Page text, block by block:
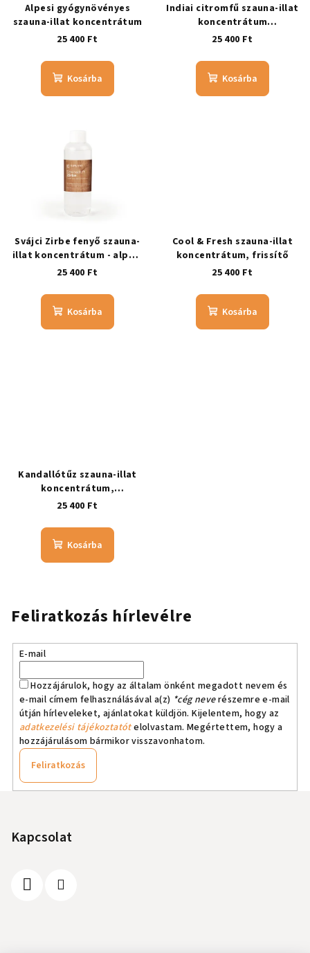
Alpesi gyógynövényes
szauna-illat koncentrátum
25 400 Ft
Kosárba
Indiai citromfű szauna-illat
koncentrátum
(Lemongrass)
25 400 Ft
Kosárba
Svájci Zirbe fenyő szauna-
illat koncentrátum - alpesi
fenyő illat
25 400 Ft
Kosárba
Cool & Fresh szauna-illat
koncentrátum, frissítő
25 400 Ft
Kosárba
Kandallótűz szauna-illat
koncentrátum,
stresszoldó
25 400 Ft
Kosárba
Feliratkozás hírlevélre
E-mail
Hozzájárulok, hogy az általam önként megadott nevem és
e-mail címem felhasználásával a(z) *cég neverészemre e-mail
útján hírleveleket, ajánlatokat küldjön. Kijelentem, hogy az
adatkezelési tájékoztatótelolvastam. Megértettem, hogy a
hozzájárulásom bármikor visszavonhatom.
Feliratkozás
Kapcsolat